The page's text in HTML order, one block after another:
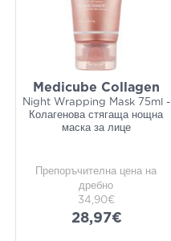
Medicube Collagen
Night Wrapping Mask 75ml -
Колагенова стягаща нощна
маска за лице
Препоръчителна цена на
дребно
34,90€
28,97€